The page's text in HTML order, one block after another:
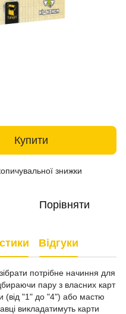
Купити
знижки
Порівняти
Відгуки
потрібне начиння для
пару з власних карт
(від "1" до "4") або мастю
викладатимуть карти